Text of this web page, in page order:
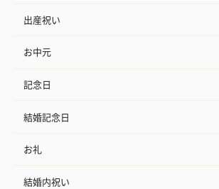
出産祝い
お中元
記念日
結婚記念日
お礼
結婚内祝い